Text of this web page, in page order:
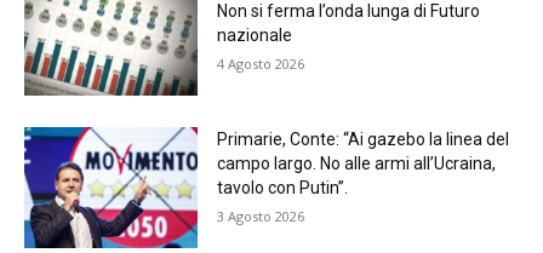
Non si ferma l’onda lunga di Futuro
nazionale
4 Agosto 2026
Primarie, Conte: “Ai gazebo la linea del
campo largo. No alle armi all’Ucraina,
tavolo con Putin”.
3 Agosto 2026